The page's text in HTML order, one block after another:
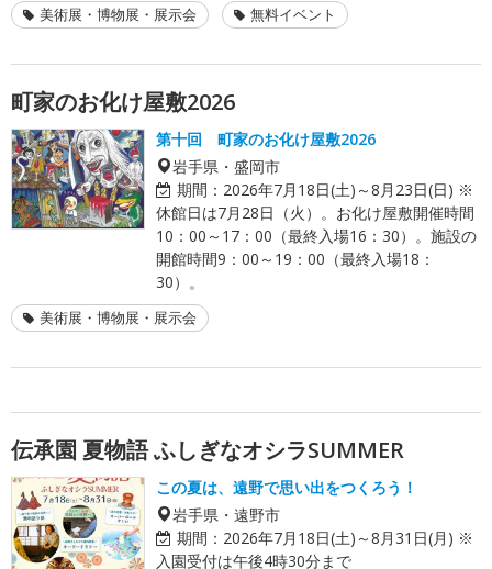
美術展・博物展・展示会 無料イベント
町家のお化け屋敷2026
第十回 町家のお化け屋敷2026
岩手県・盛岡市
期間： 2026年7月18日(土)～8月23日(日) ※
休館日は7月28日（火）。お化け屋敷開催時間
10：00～17：00（最終入場16：30）。施設の
開館時間9：00～19：00（最終入場18：
30）。
美術展・博物展・展示会
伝承園 夏物語 ふしぎなオシラSUMMER
この夏は、遠野で思い出をつくろう！
岩手県・遠野市
期間： 2026年7月18日(土)～8月31日(月) ※
入園受付は午後4時30分まで